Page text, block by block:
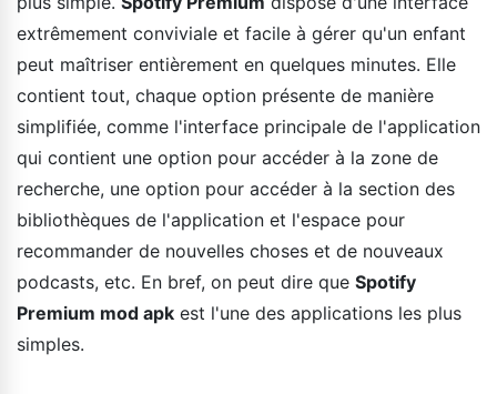
extrêmement conviviale et facile à gérer qu'un enfant
peut maîtriser entièrement en quelques minutes. Elle
contient tout, chaque option présente de manière
simplifiée, comme l'interface principale de l'application
qui contient une option pour accéder à la zone de
recherche, une option pour accéder à la section des
bibliothèques de l'application et l'espace pour
recommander de nouvelles choses et de nouveaux
podcasts, etc. En bref, on peut dire que Spotify
Premium mod apk est l'une des applications les plus
simples.